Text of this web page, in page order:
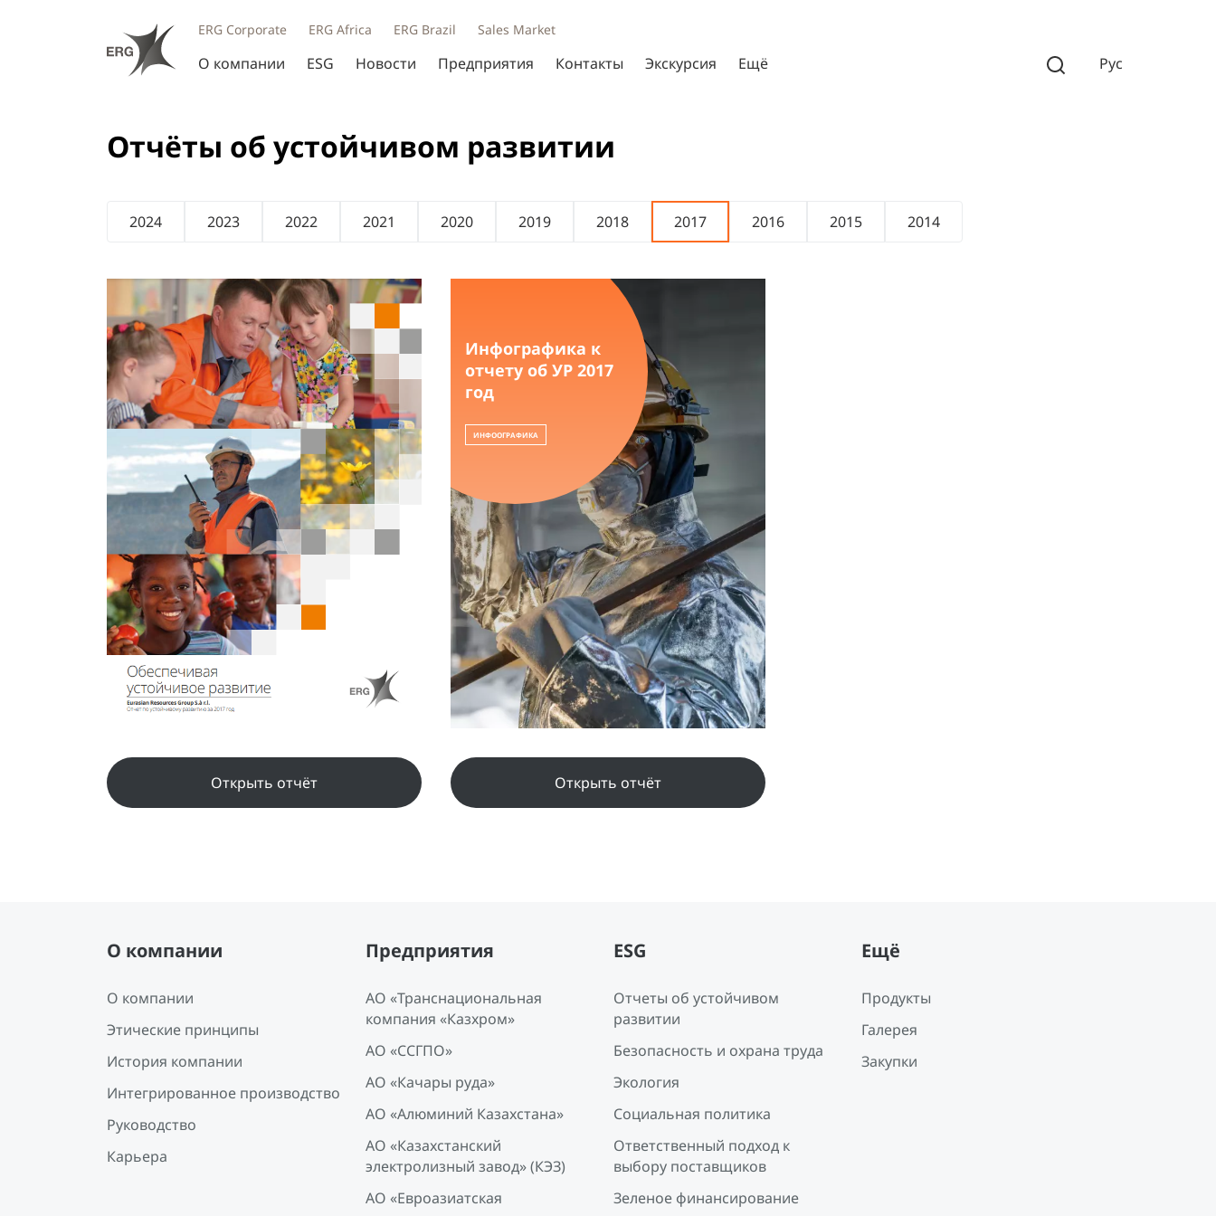
ERG Corporate ERG Africa ERG Brazil Sales Market
О компании ESG Новости Предприятия Контакты Экскурсия Ещё Рус
Отчёты об устойчивом развитии
2024 2023 2022 2021 2020 2019 2018 2017 2016 2015 2014
Открыть отчёт
Инфографика к
отчету об УР 2017
год
ИНФООГРАФИКА
Открыть отчёт
О компании
О компании
Этические принципы
История компании
Интегрированное производство
Руководство
Карьера
Предприятия
АО «Транснациональная
компания «Казхром»
АО «ССГПО»
АО «Качары руда»
АО «Алюминий Казахстана»
АО «Казахстанский
электролизный завод» (КЭЗ)
АО «Евроазиатская
ESG
Отчеты об устойчивом
развитии
Безопасность и охрана труда
Экология
Социальная политика
Ответственный подход к
выбору поставщиков
Зеленое финансирование
Ещё
Продукты
Галерея
Закупки